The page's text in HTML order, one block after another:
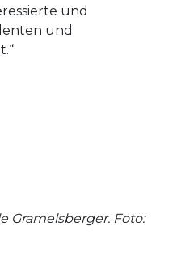
und
und
Gramelsberger. Foto: